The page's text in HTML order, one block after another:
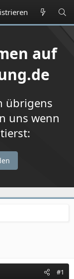
auf
übrigens
uns wenn
#1